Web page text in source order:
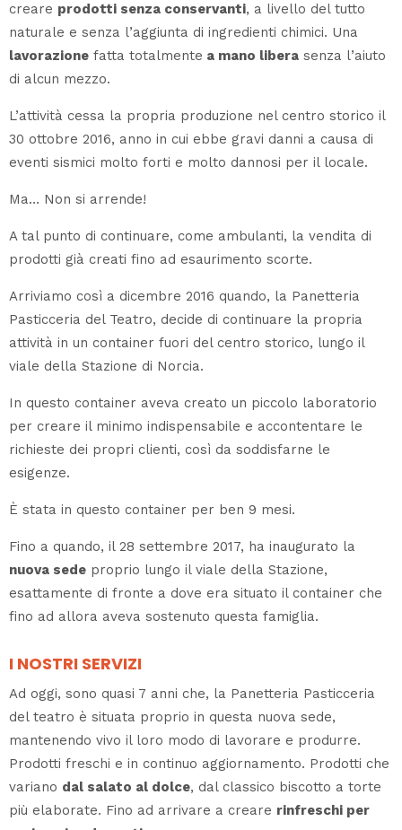
creare prodotti senza conservanti, a livello del tutto
naturale e senza l’aggiunta di ingredienti chimici. Una
lavorazione fatta totalmente a mano libera senza l’aiuto
di alcun mezzo.
L’attività cessa la propria produzione nel centro storico il
30 ottobre 2016, anno in cui ebbe gravi danni a causa di
eventi sismici molto forti e molto dannosi per il locale.
Ma… Non si arrende!
A tal punto di continuare, come ambulanti, la vendita di
prodotti già creati fino ad esaurimento scorte.
Arriviamo così a dicembre 2016 quando, la Panetteria
Pasticceria del Teatro, decide di continuare la propria
attività in un container fuori del centro storico, lungo il
viale della Stazione di Norcia.
In questo container aveva creato un piccolo laboratorio
per creare il minimo indispensabile e accontentare le
richieste dei propri clienti, così da soddisfarne le
esigenze.
È stata in questo container per ben 9 mesi.
Fino a quando, il 28 settembre 2017, ha inaugurato la
nuova sede proprio lungo il viale della Stazione,
esattamente di fronte a dove era situato il container che
fino ad allora aveva sostenuto questa famiglia.
I NOSTRI SERVIZI
Ad oggi, sono quasi 7 anni che, la Panetteria Pasticceria
del teatro è situata proprio in questa nuova sede,
mantenendo vivo il loro modo di lavorare e produrre.
Prodotti freschi e in continuo aggiornamento. Prodotti che
variano dal salato al dolce, dal classico biscotto a torte
più elaborate. Fino ad arrivare a creare rinfreschi per